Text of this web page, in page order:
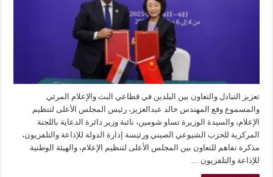
تعزيز التبادل والتعاون بين البلدين في قطاعي البث والإعلام المرئي
والمسموع وقع المهندس خالد عبدالعزيز، رئيس المجلس الأعلى لتنظيم
الإعلام، والسيدة الوزيرة تساو شومين، نائبة وزير دائرة الدعاية باللجنة
المركزية للحزب الشيوعي الصيني ورئيسة إدارة الدولة للإذاعة والتلفزيون،
مذكرة تفاهم للتعاون بين المجلس الأعلى لتنظيم الإعلام، والهيئة الوطنية
للإذاعة والتلفزيون …